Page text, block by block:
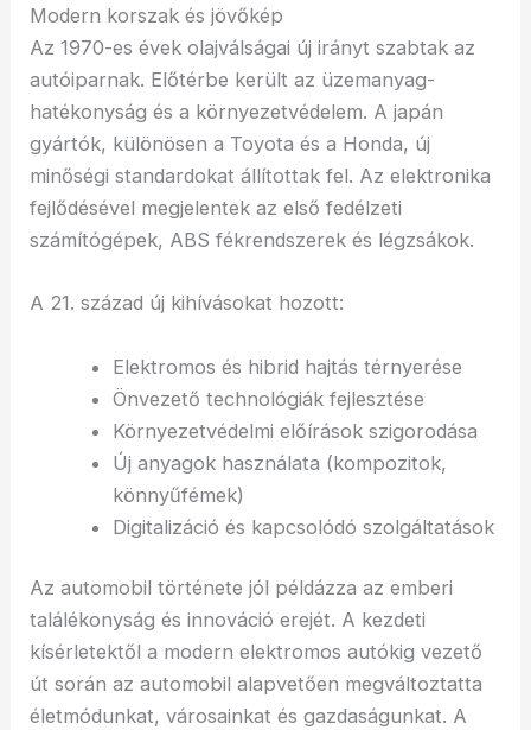
Modern korszak és jövőkép
Az 1970-es évek olajválságai új irányt szabtak az
autóiparnak. Előtérbe került az üzemanyag-
hatékonyság és a környezetvédelem. A japán
gyártók, különösen a Toyota és a Honda, új
minőségi standardokat állítottak fel. Az elektronika
fejlődésével megjelentek az első fedélzeti
számítógépek, ABS fékrendszerek és légzsákok.
A 21. század új kihívásokat hozott:
Elektromos és hibrid hajtás térnyerése
Önvezető technológiák fejlesztése
Környezetvédelmi előírások szigorodása
Új anyagok használata (kompozitok,
könnyűfémek)
Digitalizáció és kapcsolódó szolgáltatások
Az automobil története jól példázza az emberi
találékonyság és innováció erejét. A kezdeti
kísérletektől a modern elektromos autókig vezető
út során az automobil alapvetően megváltoztatta
életmódunkat, városainkat és gazdaságunkat. A